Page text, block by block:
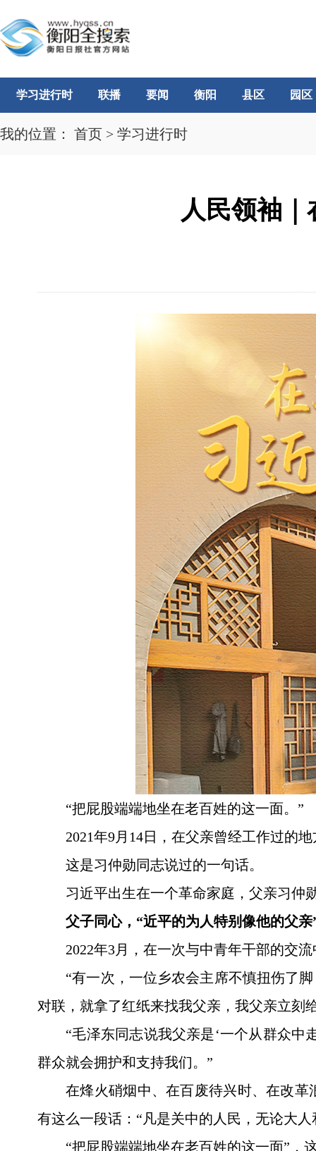
学习进行时 联播 要闻 衡阳 县区 园区
我的位置： 首页 > 学习进行时
人民领袖
“把屁股端端地坐在老百姓的这一面。”
2021年9月14日，在父亲曾经工作过的
这是习仲勋同志说过的一句话。
习近平出生在一个革命家庭，父亲习仲
父子同心，“近平的为人特别像他的父亲
2022年3月，在一次与中青年干部的交
“有一次，一位乡农会主席不慎扭伤了
对联，就拿了红纸来找我父亲，我父亲立刻
“毛泽东同志说我父亲是‘一个从群众
群众就会拥护和支持我们。”
在烽火硝烟中、在百废待兴时、在改
有这么一段话：“凡是关中的人民，无论大
“把屁股端端地坐在老百姓的这一面”，